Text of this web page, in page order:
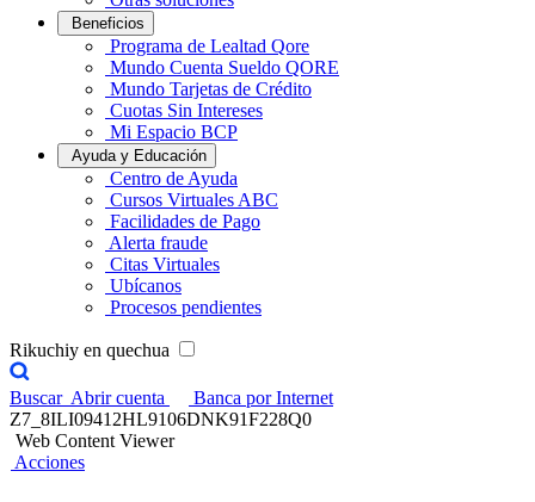
Beneficios
Programa de Lealtad Qore
Mundo Cuenta Sueldo QORE
Mundo Tarjetas de Crédito
Cuotas Sin Intereses
Mi Espacio BCP
Ayuda y Educación
Centro de Ayuda
Cursos Virtuales ABC
Facilidades de Pago
Alerta fraude
Citas Virtuales
Ubícanos
Procesos pendientes
Rikuchiy en quechua
Buscar Abrir cuenta
Banca por Internet
Z7_8ILI09412HL9106DNK91F228Q0
Web Content Viewer
Acciones